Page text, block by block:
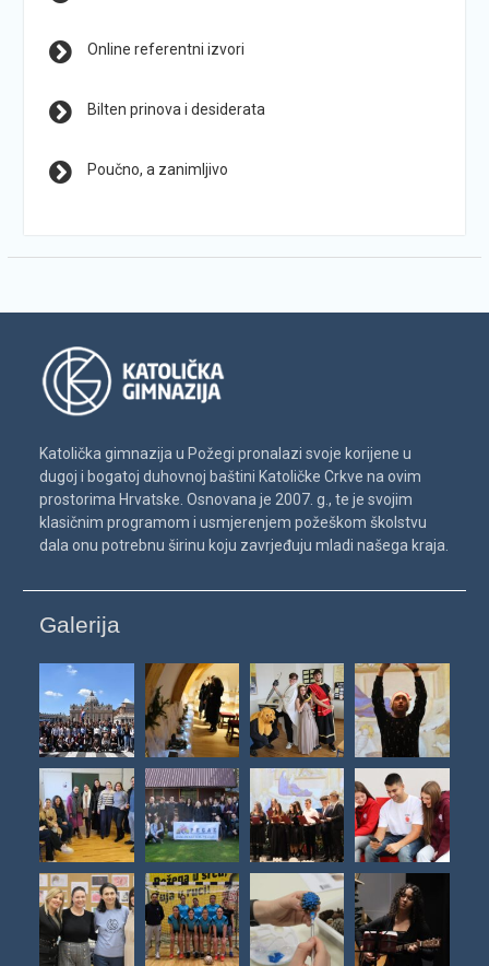
Online referentni izvori
Bilten prinova i desiderata
Poučno, a zanimljivo
Katolička gimnazija u Požegi pronalazi svoje korijene u
dugoj i bogatoj duhovnoj baštini Katoličke Crkve na ovim
prostorima Hrvatske. Osnovana je 2007. g., te je svojim
klasičnim programom i usmjerenjem požeškom školstvu
dala onu potrebnu širinu koju zavrjeđuju mladi našega kraja.
Galerija